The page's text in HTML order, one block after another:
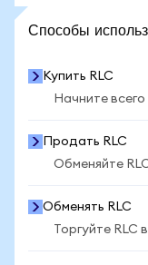
Способы
Купить RLC
Начните
Продать RLC
Обменяйте
Обменять RLC
Торгуйте